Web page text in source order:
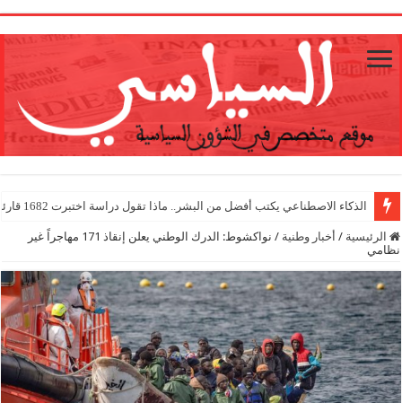
الذكاء الاصطناعي يكتب أفضل من البشر.. ماذا تقول دراسة اختبرت 1682 قارئا؟
الرئيسية / أخبار وطنية /
نواكشوط: الدرك الوطني يعلن إنقاذ 171 مهاجراً غير
نظامي